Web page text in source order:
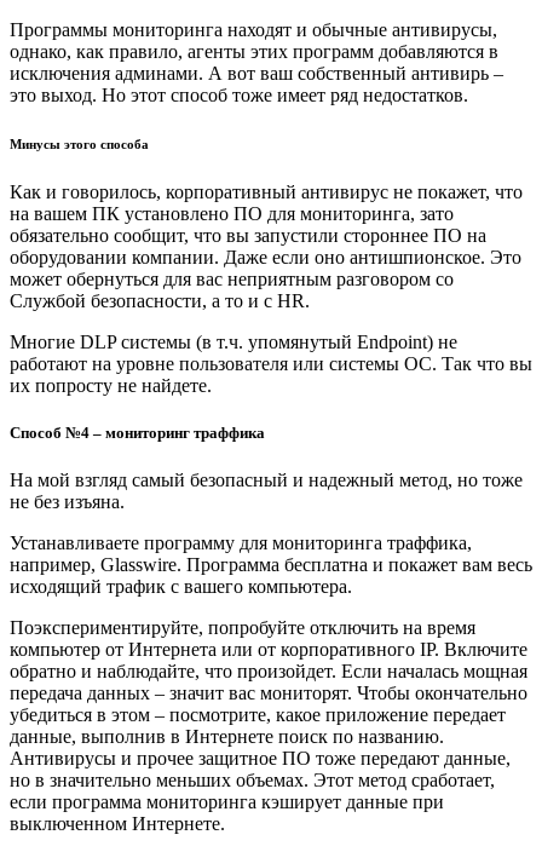
Программы мониторинга находят и обычные антивирусы,
однако, как правило, агенты этих программ добавляются в
исключения админами. А вот ваш собственный антивирь –
это выход. Но этот способ тоже имеет ряд недостатков.
Минусы этого способа
Как и говорилось, корпоративный антивирус не покажет, что
на вашем ПК установлено ПО для мониторинга, зато
обязательно сообщит, что вы запустили стороннее ПО на
оборудовании компании. Даже если оно антишпионское. Это
может обернуться для вас неприятным разговором со
Службой безопасности, а то и с HR.
Многие DLP системы (в т.ч. упомянутый Endpoint) не
работают на уровне пользователя или системы ОС. Так что вы
их попросту не найдете.
Способ №4 – мониторинг траффика
На мой взгляд самый безопасный и надежный метод, но тоже
не без изъяна.
Устанавливаете программу для мониторинга траффика,
например, Glasswire. Программа бесплатна и покажет вам весь
исходящий трафик с вашего компьютера.
Поэкспериментируйте, попробуйте отключить на время
компьютер от Интернета или от корпоративного IP. Включите
обратно и наблюдайте, что произойдет. Если началась мощная
передача данных – значит вас мониторят. Чтобы окончательно
убедиться в этом – посмотрите, какое приложение передает
данные, выполнив в Интернете поиск по названию.
Антивирусы и прочее защитное ПО тоже передают данные,
но в значительно меньших объемах. Этот метод сработает,
если программа мониторинга кэширует данные при
выключенном Интернете.